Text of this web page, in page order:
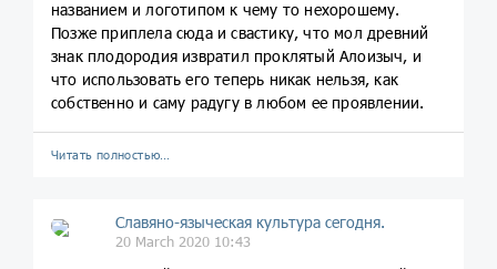
названием и логотипом к чему то нехорошему.
Позже приплела сюда и свастику, что мол древний
знак плодородия извратил проклятый Алоизыч, и
что использовать его теперь никак нельзя, как
собственно и саму радугу в любом ее проявлении.
Читать полностью…
Славяно-языческая культура сегодня.
20 March 2020 10:43